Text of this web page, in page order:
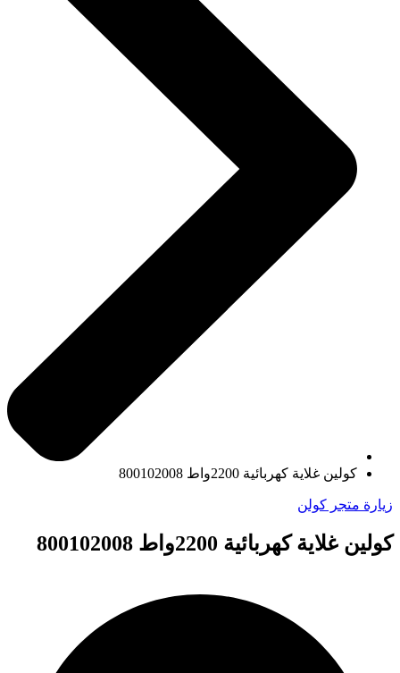
كولين غلاية كهربائية 2200واط 800102008
زيارة متجر كولن
كولين غلاية كهربائية 2200واط 800102008